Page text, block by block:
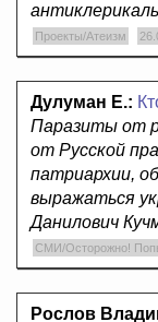
Проекты/Атеизм
Дулуман Е.:
Паразиты от
от Русской
патриархии,
выражаться
Данилович
СМИ/Осторожно!
Рослов